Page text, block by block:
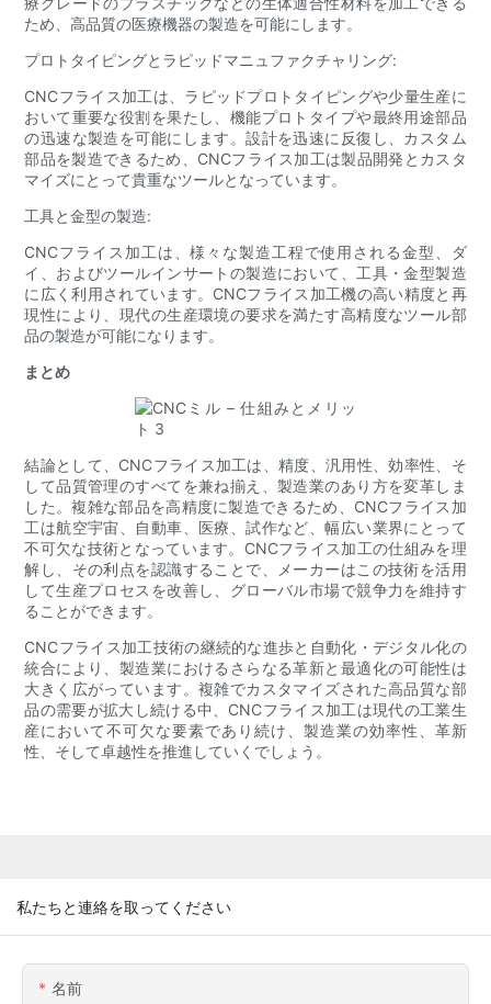
ため、高品質の医療機器の製造を可能にします。
プロトタイピングとラピッドマニュファクチャリング:
CNCフライス加工は、ラピッドプロトタイピングや少量生産に
おいて重要な役割を果たし、機能プロトタイプや最終用途部品
の迅速な製造を可能にします。設計を迅速に反復し、カスタム
部品を製造できるため、CNCフライス加工は製品開発とカスタ
マイズにとって貴重なツールとなっています。
工具と金型の製造:
CNCフライス加工は、様々な製造工程で使用される金型、ダ
イ、およびツールインサートの製造において、工具・金型製造
に広く利用されています。CNCフライス加工機の高い精度と再
現性により、現代の生産環境の要求を満たす高精度なツール部
品の製造が可能になります。
まとめ
結論として、CNCフライス加工は、精度、汎用性、効率性、そ
して品質管理のすべてを兼ね揃え、製造業のあり方を変革しま
した。複雑な部品を高精度に製造できるため、CNCフライス加
工は航空宇宙、自動車、医療、試作など、幅広い業界にとって
不可欠な技術となっています。CNCフライス加工の仕組みを理
解し、その利点を認識することで、メーカーはこの技術を活用
して生産プロセスを改善し、グローバル市場で競争力を維持す
ることができます。
CNCフライス加工技術の継続的な進歩と自動化・デジタル化の
統合により、製造業におけるさらなる革新と最適化の可能性は
大きく広がっています。複雑でカスタマイズされた高品質な部
品の需要が拡大し続ける中、CNCフライス加工は現代の工業生
産において不可欠な要素であり続け、製造業の効率性、革新
性、そして卓越性を推進していくでしょう。
私たちと連絡を取ってください
名前